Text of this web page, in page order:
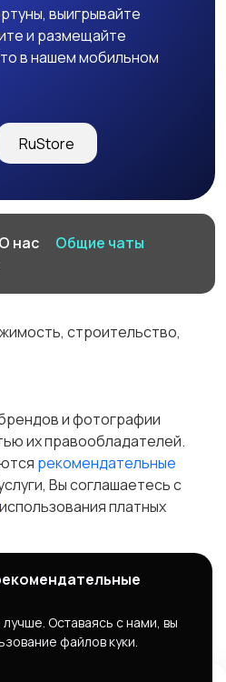
выигрывайте
и размещайте
в нашем мобильном
RuStore
О нас
Общие чаты
строительство,
и фотографии
их правообладателей.
рекомендательные
Вы соглашаетесь c
использования платных
Правила сервиса
Пользовательское
товары/услуги
программа
Оставаясь с нами, вы
файлов куки.